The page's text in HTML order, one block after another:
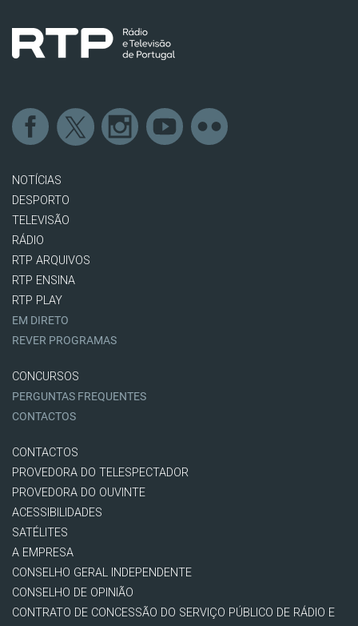
NOTÍCIAS
DESPORTO
TELEVISÃO
RÁDIO
RTP ARQUIVOS
RTP ENSINA
RTP PLAY
EM DIRETO
REVER PROGRAMAS
CONCURSOS
PERGUNTAS FREQUENTES
CONTACTOS
CONTACTOS
PROVEDORA DO TELESPECTADOR
PROVEDORA DO OUVINTE
ACESSIBILIDADES
SATÉLITES
A EMPRESA
CONSELHO GERAL INDEPENDENTE
CONSELHO DE OPINIÃO
CONTRATO DE CONCESSÃO DO SERVIÇO PÚBLICO DE RÁDIO E